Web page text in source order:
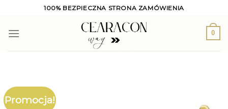
content
100% BEZPIECZNA STRONA ZAMÓWIENIA
0
Promocja!